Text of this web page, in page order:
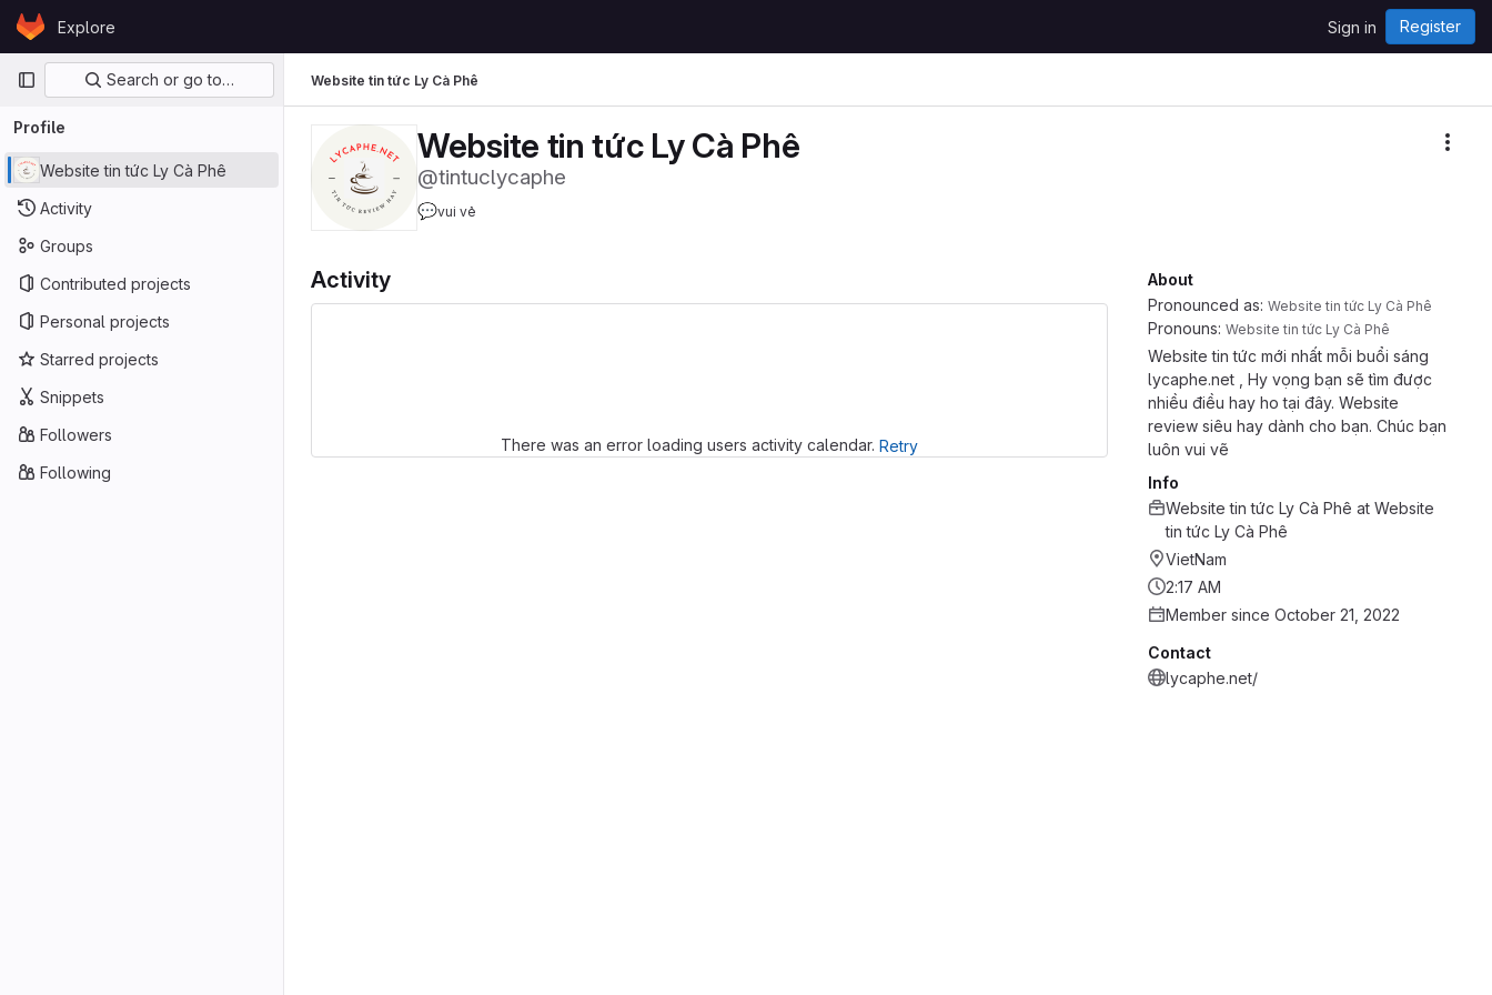
Skip to content
GitLabExplore Sign in Register
Primary navigation
Search or go to…
Profile
Website tin tức Ly Cà Phê
Activity
Groups
Contributed projects
Personal projects
Starred projects
Snippets
Followers
Following
Website tin tức Ly Cà Phê
Website tin tức Ly Cà Phê
@tintuclycaphe
💬vui vẻ
Activity
There was an error loading users activity calendar. Retry
About
Pronounced as: Website tin tức Ly Cà Phê
Pronouns: Website tin tức Ly Cà Phê
Website tin tức mới nhất mỗi buổi sáng
lycaphe.net , Hy vọng bạn sẽ tìm được
nhiều điều hay ho tại đây. Website
review siêu hay dành cho bạn. Chúc bạn
luôn vui vẽ
Info
Website tin tức Ly Cà Phê at Website
tin tức Ly Cà Phê
VietNam
2:17 AM
Member since October 21, 2022
Contact
lycaphe.net/